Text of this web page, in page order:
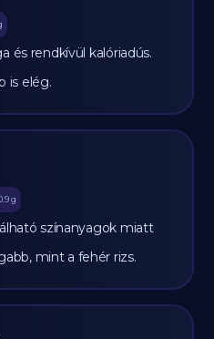
és rendkívül kalóriadús.
is elég.
g
színanyagok miatt
mint a fehér rizs.